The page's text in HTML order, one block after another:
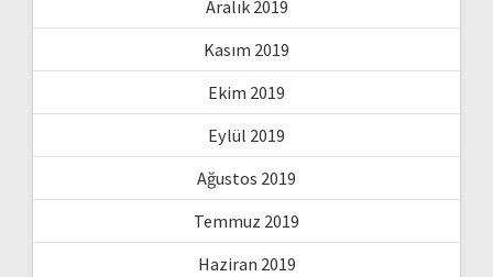
Aralık 2019
Kasım 2019
Ekim 2019
Eylül 2019
Ağustos 2019
Temmuz 2019
Haziran 2019